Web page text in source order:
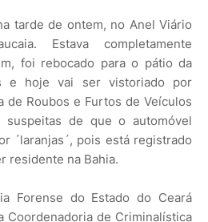
tarde de ontem, no Anel Viário
Estava completamente
foi rebocado para o pátio da
e hoje vai ser vistoriado por
de Roubos e Furtos de Veículos
suspeitas de que o automóvel
´laranjas´, pois está registrado
residente na Bahia.
Forense do Estado do Ceará
Coordenadoria de Criminalística